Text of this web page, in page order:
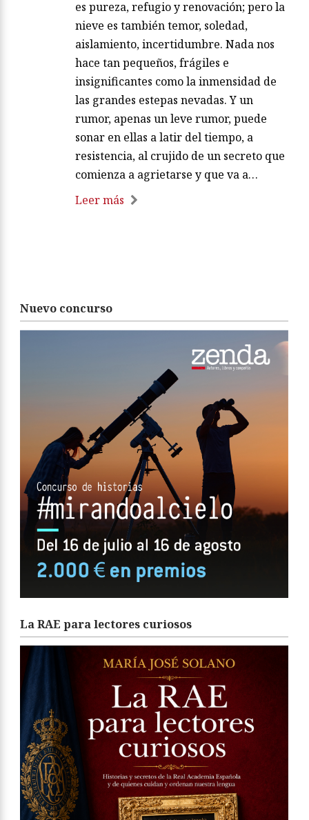
es pureza, refugio y renovación; pero la
nieve es también temor, soledad,
aislamiento, incertidumbre. Nada nos
hace tan pequeños, frágiles e
insignificantes como la inmensidad de
las grandes estepas nevadas. Y un
rumor, apenas un leve rumor, puede
sonar en ellas a latir del tiempo, a
resistencia, al crujido de un secreto que
comienza a agrietarse y que va a…
Leer más
Nuevo concurso
La RAE para lectores curiosos